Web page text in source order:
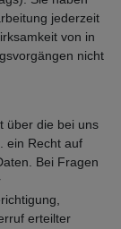
jederzeit
von in
nicht
über die bei uns
ein Recht auf
Bei Fragen
erteilter